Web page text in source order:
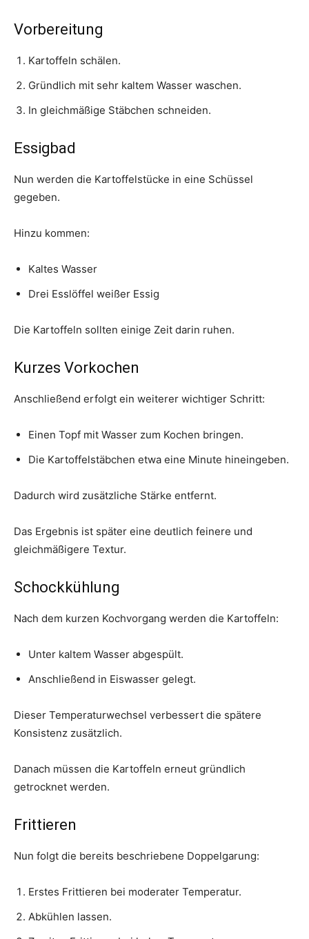
Vorbereitung
Kartoffeln schälen.
Gründlich mit sehr kaltem Wasser waschen.
In gleichmäßige Stäbchen schneiden.
Essigbad
Nun werden die Kartoffelstücke in eine Schüssel
gegeben.
Hinzu kommen:
Kaltes Wasser
Drei Esslöffel weißer Essig
Die Kartoffeln sollten einige Zeit darin ruhen.
Kurzes Vorkochen
Anschließend erfolgt ein weiterer wichtiger Schritt:
Einen Topf mit Wasser zum Kochen bringen.
Die Kartoffelstäbchen etwa eine Minute hineingeben.
Dadurch wird zusätzliche Stärke entfernt.
Das Ergebnis ist später eine deutlich feinere und
gleichmäßigere Textur.
Schockkühlung
Nach dem kurzen Kochvorgang werden die Kartoffeln:
Unter kaltem Wasser abgespült.
Anschließend in Eiswasser gelegt.
Dieser Temperaturwechsel verbessert die spätere
Konsistenz zusätzlich.
Danach müssen die Kartoffeln erneut gründlich
getrocknet werden.
Frittieren
Nun folgt die bereits beschriebene Doppelgarung:
Erstes Frittieren bei moderater Temperatur.
Abkühlen lassen.